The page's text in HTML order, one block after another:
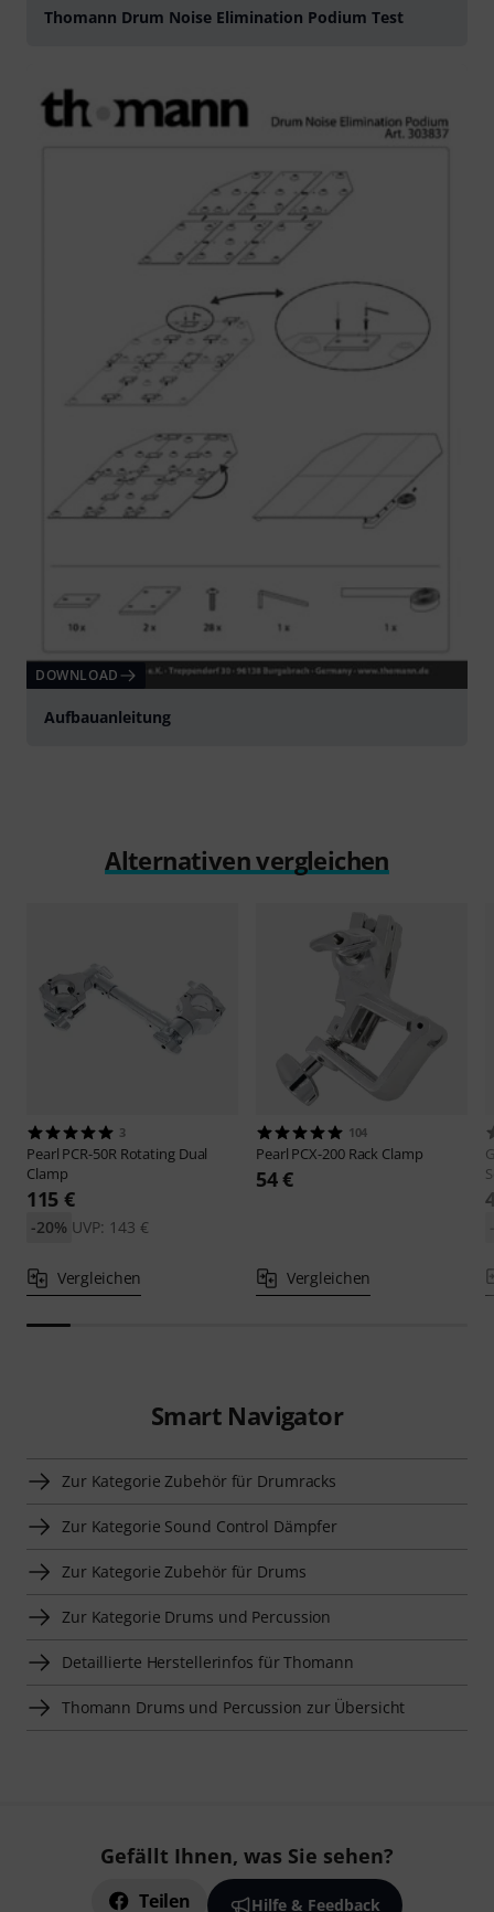
Thomann Drum Noise Elimination Podium Test
DOWNLOAD
Aufbauanleitung
Alternativen vergleichen
3
Pearl PCR-50R Rotating Dual
Clamp
115 €
UVP: 143 €
-20%
Vergleichen
104
Pearl PCX-200 Rack Clamp
54 €
Vergleichen
Smart Navigator
Zur Kategorie Zubehör für Drumracks
Zur Kategorie Sound Control Dämpfer
Zur Kategorie Zubehör für Drums
Zur Kategorie Drums und Percussion
Detaillierte Herstellerinfos für Thomann
Thomann Drums und Percussion zur Übersicht
Gefällt Ihnen, was Sie sehen?
Teilen Hilfe & Feedback